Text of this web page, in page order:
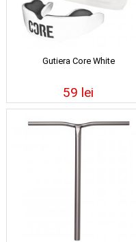
Gutiera Core White
59 lei